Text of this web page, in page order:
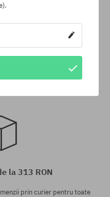
Mărimi existente:
comenzii!
la 313 RON
prin curier pentru toate